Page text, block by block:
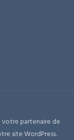
votre partenaire de
site WordPress.